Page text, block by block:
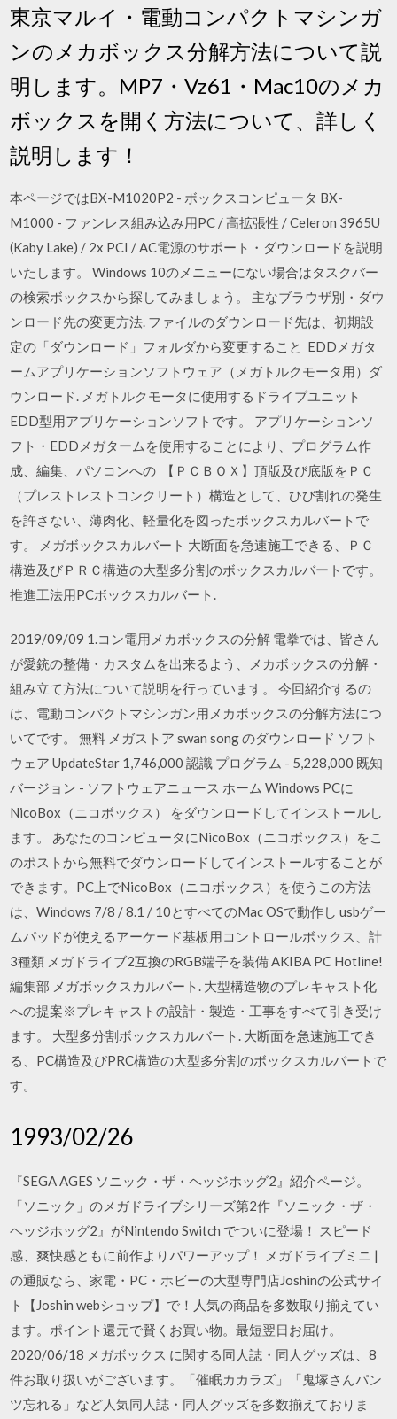
東京マルイ・電動コンパクトマシンガ
ンのメカボックス分解方法について説
明します。MP7・Vz61・Mac10のメカ
ボックスを開く方法について、詳しく
説明します！
本ページではBX-M1020P2 - ボックスコンピュータ BX-
M1000 - ファンレス組み込み用PC / 高拡張性 / Celeron 3965U
(Kaby Lake) / 2x PCI / AC電源のサポート・ダウンロードを説明
いたします。 Windows 10のメニューにない場合はタスクバー
の検索ボックスから探してみましょう。 主なブラウザ別・ダウ
ンロード先の変更方法. ファイルのダウンロード先は、初期設
定の「ダウンロード」フォルダから変更すること EDDメガタ
ームアプリケーションソフトウェア（メガトルクモータ用）ダ
ウンロード. メガトルクモータに使用するドライブユニット
EDD型用アプリケーションソフトです。 アプリケーションソ
フト・EDDメガタームを使用することにより、プログラム作
成、編集、パソコンへの 【ＰＣＢＯＸ】頂版及び底版をＰＣ
（プレストレストコンクリート）構造として、ひび割れの発生
を許さない、薄肉化、軽量化を図ったボックスカルバートで
す。 メガボックスカルバート 大断面を急速施工できる、ＰＣ
構造及びＰＲＣ構造の大型多分割のボックスカルバートです。
推進工法用PCボックスカルバート.
2019/09/09 1.コン電用メカボックスの分解 電拳では、皆さん
が愛銃の整備・カスタムを出来るよう、メカボックスの分解・
組み立て方法について説明を行っています。 今回紹介するの
は、電動コンパクトマシンガン用メカボックスの分解方法につ
いてです。 無料 メガストア swan song のダウンロード ソフト
ウェア UpdateStar 1,746,000 認識 プログラム - 5,228,000 既知
バージョン - ソフトウェアニュース ホーム Windows PCに
NicoBox（ニコボックス） をダウンロードしてインストールし
ます。 あなたのコンピュータにNicoBox（ニコボックス）をこ
のポストから無料でダウンロードしてインストールすることが
できます。PC上でNicoBox（ニコボックス）を使うこの方法
は、Windows 7/8 / 8.1 / 10とすべてのMac OSで動作し usbゲー
ムパッドが使えるアーケード基板用コントロールボックス、計
3種類 メガドライブ2互換のRGB端子を装備 AKIBA PC Hotline!
編集部 メガボックスカルバート. 大型構造物のプレキャスト化
への提案※プレキャストの設計・製造・工事をすべて引き受け
ます。 大型多分割ボックスカルバート. 大断面を急速施工でき
る、PC構造及びPRC構造の大型多分割のボックスカルバートで
す。
1993/02/26
『SEGA AGES ソニック・ザ・ヘッジホッグ2』紹介ページ。
「ソニック」のメガドライブシリーズ第2作『ソニック・ザ・
ヘッジホッグ2』がNintendo Switch でついに登場！ スピード
感、爽快感ともに前作よりパワーアップ！ メガドライブミニ |
の通販なら、家電・PC・ホビーの大型専門店Joshinの公式サイ
ト【Joshin webショップ】で！人気の商品を多数取り揃えてい
ます。ポイント還元で賢くお買い物。最短翌日お届け。
2020/06/18 メガボックス に関する同人誌・同人グッズは、8
件お取り扱いがございます。「催眠カカラズ」「鬼塚さんパン
ツ忘れる」など人気同人誌・同人グッズを多数揃えておりま